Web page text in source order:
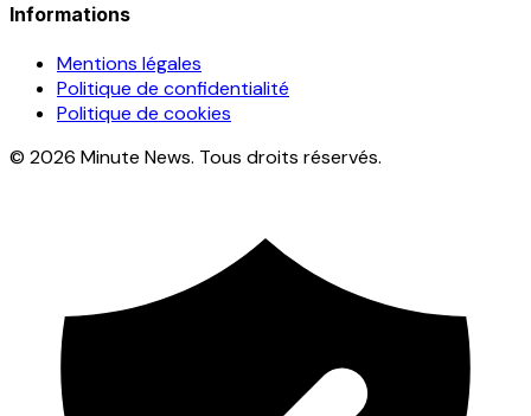
Informations
Mentions légales
Politique de confidentialité
Politique de cookies
© 2026 Minute News. Tous droits réservés.